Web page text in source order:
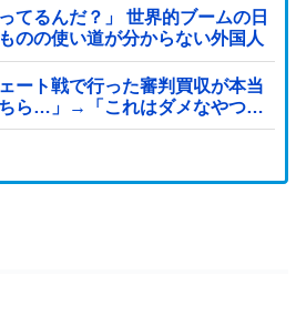
てるんだ？」 世界的ブームの日
のの使い道が分からない外国人
ート戦で行った審判買収が本当
ちら…」→「これはダメなやつ…
応